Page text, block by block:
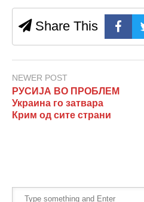
Share This
NEWER POST
РУСИЈА ВО ПРОБЛЕМ
Украина го затвара
Крим од сите страни